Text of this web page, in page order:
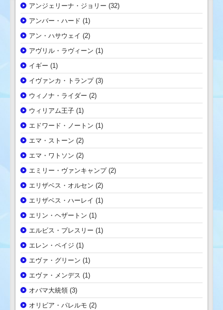
アンジェリーナ・ジョリー (32)
アンバー・ハード (1)
アン・ハサウェイ (2)
アヴリル・ラヴィーン (1)
イギー (1)
イヴァンカ・トランプ(3)
ウィノナ・ライダー (2)
ウィリアム王子 (1)
エドワード・ノートン (1)
エマ・ストーン (2)
エマ・ワトソン (2)
エミリー・ヴァンキャンプ(2)
エリザベス・オルセン (2)
エリザベス・ハーレイ (1)
エリン・ヘザートン (1)
エルビス・プレスリー (1)
エレン・ペイジ (1)
エヴァ・グリーン (1)
エヴァ・メンデス (1)
オバマ大統領 (3)
オリビア・パレルモ (2)